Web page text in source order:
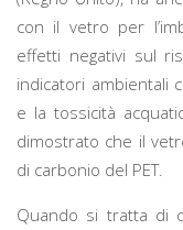
con il vetro per
effetti negativi sul
indicatori ambientali
e la tossicità
dimostrato che il
di carbonio del PET.
Quando si tratta di